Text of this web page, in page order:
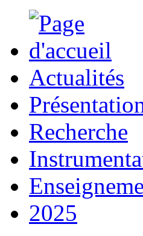
Actualités
Recherche
2025